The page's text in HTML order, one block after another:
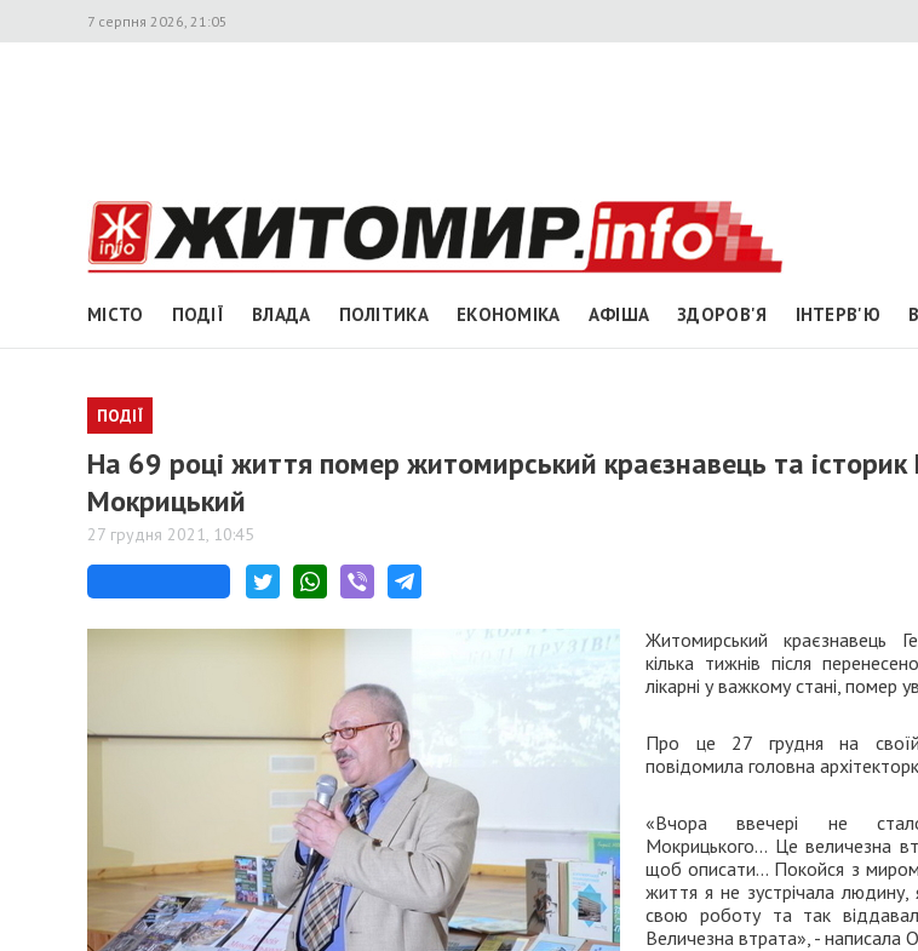
7 серпня 2026, 21:05
МІСТО ПОДІЇ ВЛАДА ПОЛІТИКА ЕКОНОМІКА АФІША ЗДОРОВ'Я ІНТЕРВ'Ю
ПОДІЇ
На 69 році життя помер житомирський краєзнавець та історик
Мокрицький
27 грудня 2021, 10:45
Житомирський краєзнавець
кілька тижнів після
лікарні у важкому стані, помер
Про це 27 грудня на своїй
повідомила головна
«Вчора ввечері не
Мокрицького… Це величезна
щоб описати… Покойся з миром
життя я не зустрічала
свою роботу та так
Величезна втрата», - написала